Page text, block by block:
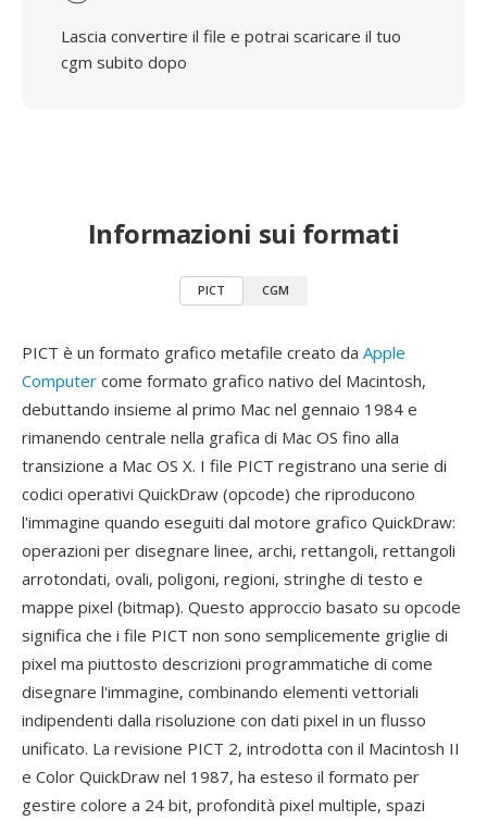
Lascia convertire il file e potrai scaricare il tuo
cgm subito dopo
Informazioni sui formati
PICT CGM
PICT è un formato grafico metafile creato da Apple
Computer come formato grafico nativo del Macintosh,
debuttando insieme al primo Mac nel gennaio 1984 e
rimanendo centrale nella grafica di Mac OS fino alla
transizione a Mac OS X. I file PICT registrano una serie di
codici operativi QuickDraw (opcode) che riproducono
l'immagine quando eseguiti dal motore grafico QuickDraw:
operazioni per disegnare linee, archi, rettangoli, rettangoli
arrotondati, ovali, poligoni, regioni, stringhe di testo e
mappe pixel (bitmap). Questo approccio basato su opcode
significa che i file PICT non sono semplicemente griglie di
pixel ma piuttosto descrizioni programmatiche di come
disegnare l'immagine, combinando elementi vettoriali
indipendenti dalla risoluzione con dati pixel in un flusso
unificato. La revisione PICT 2, introdotta con il Macintosh II
e Color QuickDraw nel 1987, ha esteso il formato per
gestire colore a 24 bit, profondità pixel multiple, spazi